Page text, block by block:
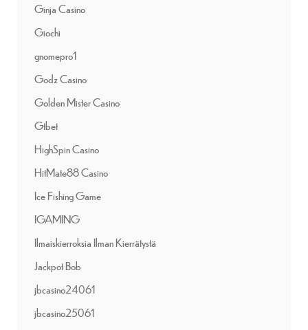
Ginja Casino
Giochi
gnomepro1
Godz Casino
Golden Mister Casino
Gtbet
HighSpin Casino
HitMate88 Casino
Ice Fishing Game
IGAMING
Ilmaiskierroksia Ilman Kierrätystä
Jackpot Bob
jbcasino24061
jbcasino25061